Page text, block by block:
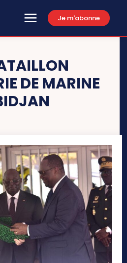
Je m'abonne
DE MARINE